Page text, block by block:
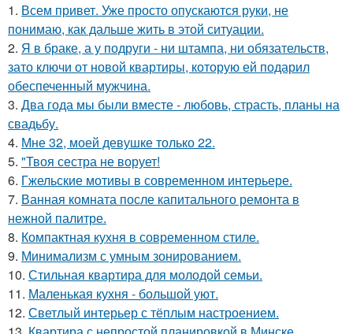
1. Всем привет. Уже просто опускаются руки, не
понимаю, как дальше жить в этой ситуации.
2. Я в браке, а у подруги - ни штампа, ни обязательств,
зато ключи от новой квартиры, которую ей подарил
обеспеченный мужчина.
3. Два года мы были вместе - любовь, страсть, планы на
свадьбу.
4. Мне 32, моей девушке только 22.
5. "Твоя сестра не ворует!
6. Гжельские мотивы в современном интерьере.
7. Ванная комната после капитального ремонта в
нежной палитре.
8. Компактная кухня в современном стиле.
9. Минимализм с умным зонированием.
10. Стильная квартира для молодой семьи.
11. Маленькая кухня - большой уют.
12. Светлый интерьер с тёплым настроением.